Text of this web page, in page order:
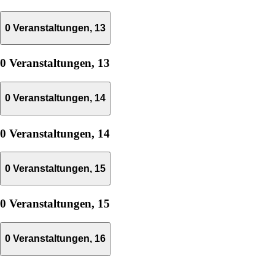
0 Veranstaltungen, 13
0 Veranstaltungen, 13
0 Veranstaltungen, 14
0 Veranstaltungen, 14
0 Veranstaltungen, 15
0 Veranstaltungen, 15
0 Veranstaltungen, 16